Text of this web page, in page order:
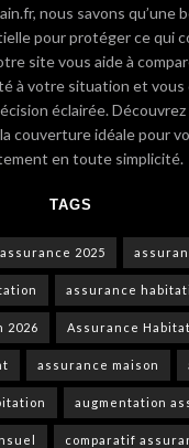
nous savons qu’une
pour protéger ce qui
site vous aide à
à votre situation et vous
éclairée.
couverture idéale pour
en toute simplicité.
TAGS
assurance 2025
assurance
2026 Assurance
assurance maison
augmentation
comparatif